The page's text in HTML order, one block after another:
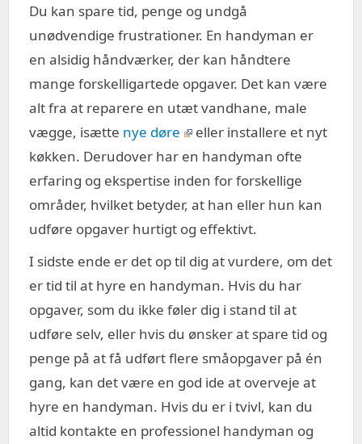
Du kan spare tid, penge og undgå
unødvendige frustrationer. En handyman er
en alsidig håndværker, der kan håndtere
mange forskelligartede opgaver. Det kan være
alt fra at reparere en utæt vandhane, male
vægge, isætte nye døre
eller installere et nyt
køkken. Derudover har en handyman ofte
erfaring og ekspertise inden for forskellige
områder, hvilket betyder, at han eller hun kan
udføre opgaver hurtigt og effektivt.
I sidste ende er det op til dig at vurdere, om det
er tid til at hyre en handyman. Hvis du har
opgaver, som du ikke føler dig i stand til at
udføre selv, eller hvis du ønsker at spare tid og
penge på at få udført flere småopgaver på én
gang, kan det være en god ide at overveje at
hyre en handyman. Hvis du er i tvivl, kan du
altid kontakte en professionel handyman og